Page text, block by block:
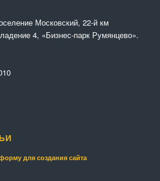
Московский, 22-й км
4, «Бизнес-парк Румянцево».
для создания сайта